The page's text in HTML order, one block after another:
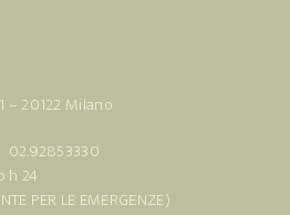
– 20122 Milano
02.92853330
h 24
PER LE EMERGENZE)